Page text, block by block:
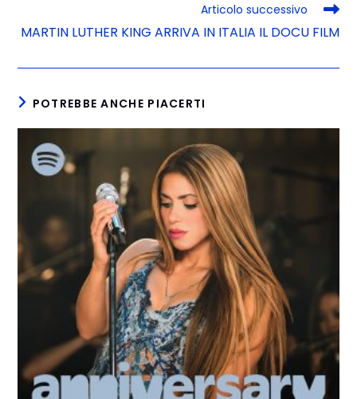
Articolo successivo
MARTIN LUTHER KING ARRIVA IN ITALIA IL DOCU FILM
POTREBBE ANCHE PIACERTI